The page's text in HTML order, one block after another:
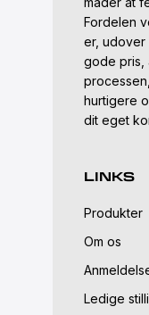
Fordelen
er, udover
gode pris,
hurtigere
dit eget
LINKS
Produkter
Om os
Ledige